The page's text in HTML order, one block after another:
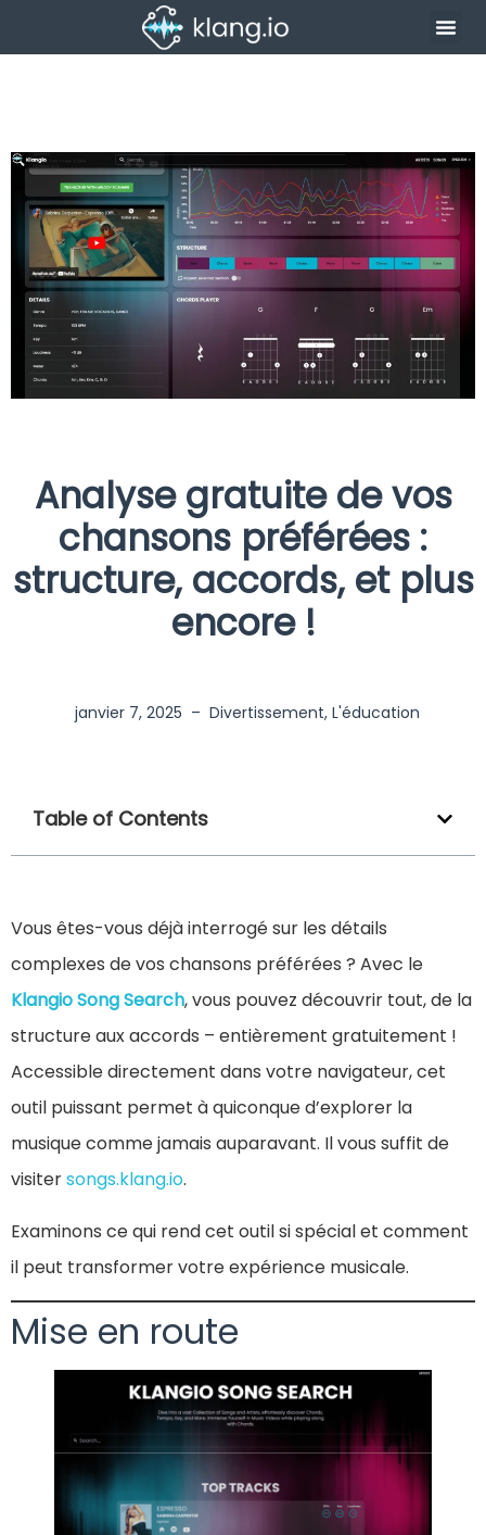
Analyse gratuite de vos
chansons préférées :
structure, accords, et plus
encore !
janvier 7, 2025 – Divertissement, L'éducation
Table of Contents
Vous êtes-vous déjà interrogé sur les détails
complexes de vos chansons préférées ? Avec le
Klangio Song Search, vous pouvez découvrir tout, de la
structure aux accords – entièrement gratuitement !
Accessible directement dans votre navigateur, cet
outil puissant permet à quiconque d’explorer la
musique comme jamais auparavant. Il vous suffit de
visitersongs.klang.io.
Examinons ce qui rend cet outil si spécial et comment
il peut transformer votre expérience musicale.
Mise en route